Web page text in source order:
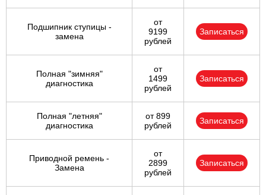
Подшипник ступицы -
замена
от
9199
рублей
Записаться
Полная "зимняя"
диагностика
от
1499
рублей
Записаться
Полная "летняя"
диагностика
от 899
рублей
Записаться
Приводной ремень -
Замена
от
2899
рублей
Записаться